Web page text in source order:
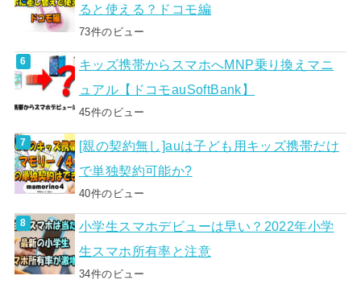
ると使える？ドコモ編
73件のビュー
キッズ携帯からスマホへMNP乗り換えマニ
ュアル【ドコモauSoftBank】
45件のビュー
[親の契約無し]auは子ども用キッズ携帯だけ
で単独契約可能か?
40件のビュー
小学生スマホデビューは早い？2022年小学
生スマホ所有率と注意
34件のビュー